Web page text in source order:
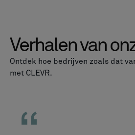
Verhalen van
Ontdek hoe bedrijven zoals dat
met CLEVR.